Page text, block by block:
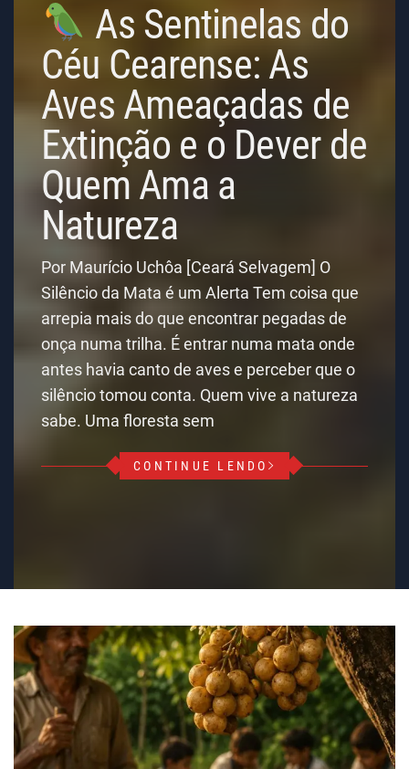
As Sentinelas do
Céu Cearense: As
Aves Ameaçadas de
Extinção e o Dever de
Quem Ama a
Natureza
Por Maurício Uchôa [Ceará Selvagem] O
Silêncio da Mata é um Alerta Tem coisa que
arrepia mais do que encontrar pegadas de
onça numa trilha. É entrar numa mata onde
antes havia canto de aves e perceber que o
silêncio tomou conta. Quem vive a natureza
sabe. Uma floresta sem
CONTINUE LENDO